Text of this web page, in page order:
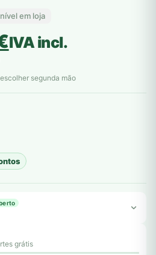
em loja
IVA incl.
segunda mão
grátis